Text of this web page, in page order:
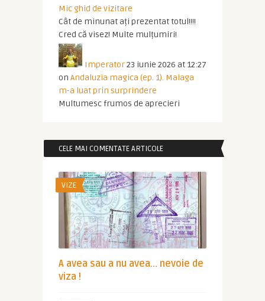
Mic ghid de vizitare
Cât de minunat ați prezentat totul!!!!
Cred că visez! Multe mulțumiri!
Imperator23 iunie 2026 at 12:27
on Andaluzia magica (ep. 1). Malaga
m-a luat prin surprindere
Multumesc frumos de aprecieri
CELE MAI COMENTATE ARTICOLE
VIZE
A avea sau a nu avea… nevoie de
viza !